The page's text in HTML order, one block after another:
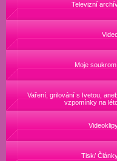
Televizní
Moje
Vaření, grilování s Ivetou,
vzpomínky na
Tisk/